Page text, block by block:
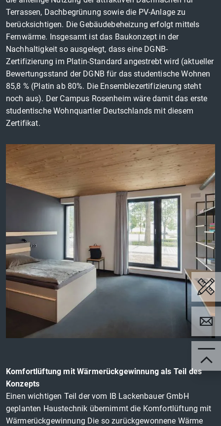
Terrassen, Dachbegrünung sowie die PV-Anlage zu
berücksichtigen. Die Gebäudebeheizung erfolgt mittels
Fernwärme. Insgesamt ist das Baukonzept in der
Nachhaltigkeit so ausgelegt, dass eine DGNB-
Zertifizierung im Platin-Standard angestrebt wird (aktueller
Bewertungsstand der DGNB für das studentische Wohnen
85,8 % (Platin ab 80%. Die Ensemblezertifizierung steht
noch aus). Der Campus Rosenheim wäre damit das erste
studentische Wohnquartier Deutschlands mit diesem
Zertifikat.
Komfortlüftung mit Wärmerückgewinnung als Teil des
Konzepts
Einen wichtigen Teil der vom IB Lackenbauer GmbH
geplanten Haustechnik übernimmt die Komfortlüftung mit
Wärmerückgewinnung Die so zurückgewonnene Wärme